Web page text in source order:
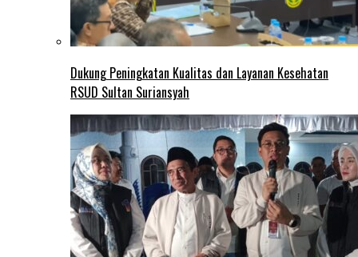
Dukung Peningkatan Kualitas dan Layanan Kesehatan
RSUD Sultan Suriansyah